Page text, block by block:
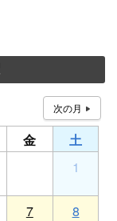
金
土
1
7 8